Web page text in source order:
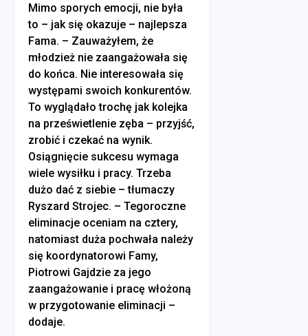
Mimo sporych emocji, nie była
to – jak się okazuje – najlepsza
Fama. – Zauważyłem, że
młodzież nie zaangażowała się
do końca. Nie interesowała się
występami swoich konkurentów.
To wyglądało trochę jak kolejka
na prześwietlenie zęba – przyjść,
zrobić i czekać na wynik.
Osiągnięcie sukcesu wymaga
wiele wysiłku i pracy. Trzeba
dużo dać z siebie – tłumaczy
Ryszard Strojec. – Tegoroczne
eliminacje oceniam na cztery,
natomiast duża pochwała należy
się koordynatorowi Famy,
Piotrowi Gajdzie za jego
zaangażowanie i pracę włożoną
w przygotowanie eliminacji –
dodaje.